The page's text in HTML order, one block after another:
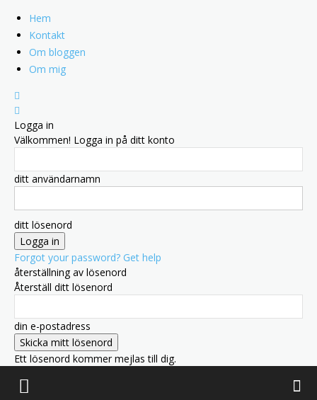
Hem
Kontakt
Om bloggen
Om mig
Logga in
Välkommen! Logga in på ditt konto
ditt användarnamn
ditt lösenord
Forgot your password? Get help
återställning av lösenord
Återställ ditt lösenord
din e-postadress
Ett lösenord kommer mejlas till dig.